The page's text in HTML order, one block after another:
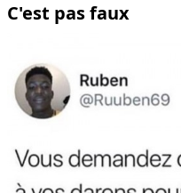
C'est pas faux